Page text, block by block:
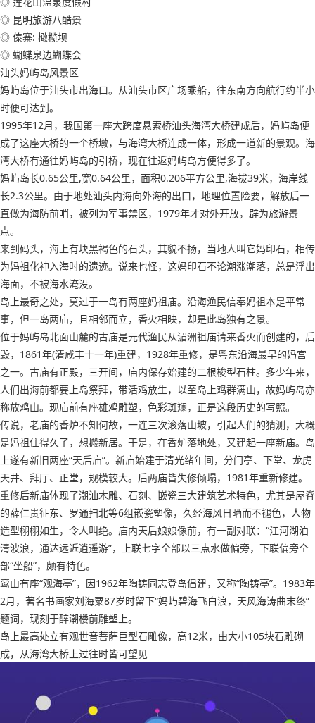
◎ 昆明旅游八酷景
◎ 傣寨: 橄榄坝
◎ 蝴蝶泉边蝴蝶会
汕头妈屿岛风景区
妈屿岛位于汕头市出海口。从汕头市区广场乘船，往东南方向航行约半小
时便可达到。
1995年12月，我国第一座大跨度悬索桥汕头海湾大桥建成后，妈屿岛便
成了这座大桥的一个桥墩，与海湾大桥连成一体，形成一道新的景观。海
湾大桥有通往妈屿岛的引桥，现在往返妈屿岛方便得多了。
妈屿岛长0.65公里,宽0.64公里，面积0.206平方公里,海拔39米，海岸线
长2.3公里。由于地处汕头内海向外海的出口，地理位置险要，解放后一
直做为海防前哨，被列为军事禁区，1979年才对外开放，辟为旅游景
点。
来到码头，海上有块黑褐色的石头，其貌不扬，当地人叫它妈印石，相传
为妈祖化神入海时的遗迹。说来也怪，这妈印石不论潮涨潮落，总是浮出
海面，不被海水淹没。
岛上最奇之处，莫过于一岛有两座妈祖庙。沿海渔民信奉妈祖本是平常
事，但一岛两庙，且相邻而立，香火相映，却是此岛独有之景。
位于妈屿岛北面山麓的古庙是元代渔民从湄洲祖庙请来香火而创建的，后
毁，1861年(清咸丰十一年)重建，1928年重修，是粤东沿海最早的妈宫
之一。古庙有正殿，三开间，庙内保存始建的二根梭型石柱。多少年来，
人们出海前都要上岛祭拜，带活鸡放生，以至岛上鸡群满山，故妈屿岛亦
称放鸡山。现庙前有座雄鸡雕塑，色彩斑斓，正是这段历史的写照。
传说，老庙的香炉不知何故，一连三次滚落山坡，引起人们的猜测，大概
是妈祖住得久了，想搬新居。于是，在香炉落地处，又建起一座新庙。岛
上遂有新旧两座“天后庙”。新庙始建于清光绪年间，分门亭、下堂、龙虎
天井、拜厅、正堂，规模较大。后两庙皆失修倾塌，1981年重新修建。
重修后新庙体现了潮汕木雕、石刻、嵌瓷三大建筑艺术特色，尤其是屋脊
的薛仁贵征东、罗通扫北等6组嵌瓷塑像，久经海风日晒而不褪色，人物
造型栩栩如生，令人叫绝。庙内天后娘娘像前，有一副对联：“江河湖泊
清波浪，通达远近逍遥游”，上联七字全部以三点水做偏旁，下联偏旁全
部“坐船”，颇有特色。
鸾山有座“观海亭”，因1962年陶铸同志登岛倡建，又称“陶铸亭”。1983年
2月，著名书画家刘海粟87岁时留下“妈屿碧海飞白浪，天风海涛曲末终”
题词，现刻于醉潮楼前雕塑上。
岛上最高处立有观世音菩萨巨型石雕像，高12米，由大小105块石雕砌
成，从海湾大桥上过往时皆可望见